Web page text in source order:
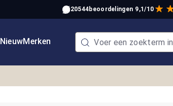
20544beoordelingen 9,1/10
NieuwMerken